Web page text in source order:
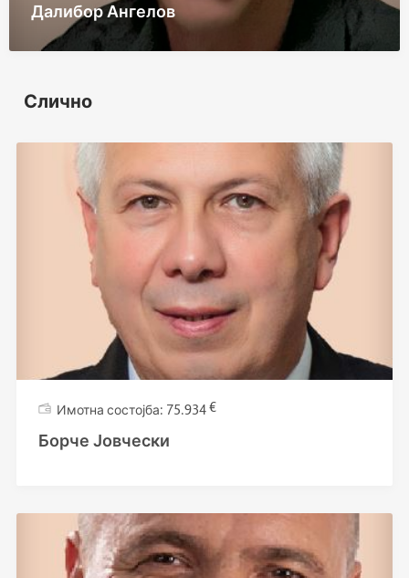
Далибор Ангелов
Слично
75.934€
Борче Јовчески